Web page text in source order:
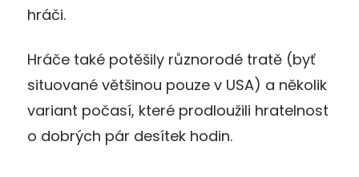
hráči.
Hráče také potěšily různorodé tratě (byť
situované většinou pouze v USA) a několik
variant počasí, které prodloužili hratelnost
o dobrých pár desítek hodin.